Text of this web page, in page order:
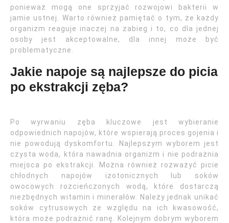
ponieważ mogą one sprzyjać rozwojowi bakterii w
jamie ustnej. Warto również pamiętać o tym, że każdy
organizm reaguje inaczej na zabieg i to, co dla jednej
osoby jest akceptowalne, dla innej może być
problematyczne.
Jakie napoje są najlepsze do picia
po ekstrakcji zęba?
Po wyrwaniu zęba kluczowe jest wybieranie
odpowiednich napojów, które wspierają proces gojenia i
nie powodują dyskomfortu. Najlepszym wyborem jest
czysta woda, która nawadnia organizm i nie podrażnia
miejsca po ekstrakcji. Można również rozważyć picie
chłodnych napojów izotonicznych lub soków
owocowych rozcieńczonych wodą, które dostarczą
niezbędnych witamin i minerałów. Należy jednak unikać
soków cytrusowych ze względu na ich kwasowość,
która może podrażnić ranę. Kolejnym dobrym wyborem